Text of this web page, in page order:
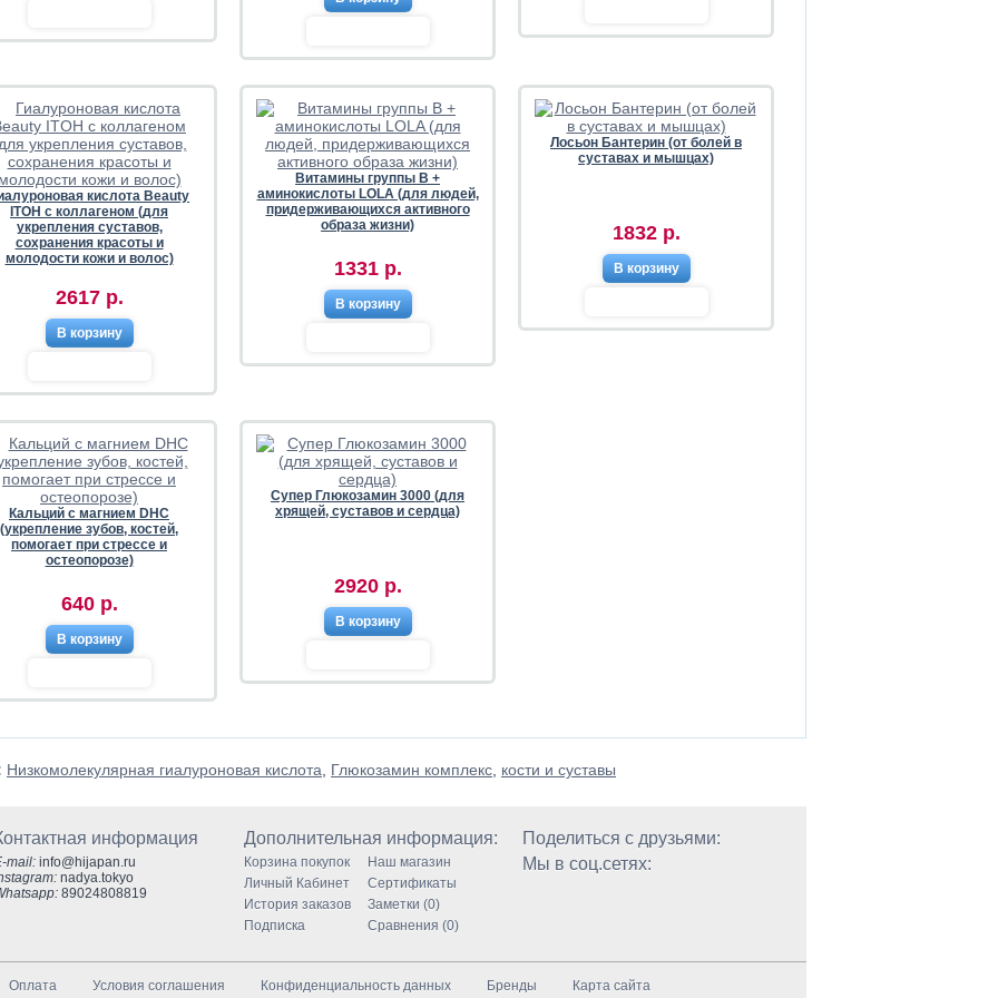
кислота Beauty
ITOH с коллагеном (для
укрепления суставов,
сохранения красоты и
молодости кожи и волос)
2617 р.
В корзину
Витамины группы В +
аминокислоты LOLA (для людей,
придерживающихся активного
образа жизни)
1331 р.
В корзину
Лосьон Бантерин (от болей в
суставах и мышцах)
1832 р.
В корзину
Кальций с магнием DHC
(укрепление зубов, костей,
помогает при стрессе и
остеопорозе)
640 р.
В корзину
Супер Глюкозамин 3000 (для
хрящей, суставов и сердца)
2920 р.
В корзину
Низкомолекулярная гиалуроновая кислота Глюкозамин комплекс кости и суставы
информация
mail: info@hijapan.ru
nadya.tokyo
89024808819
Дополнительная информация:
Корзина покупок
Личный Кабинет
История заказов
Подписка
Наш магазин
Сертификаты
Заметки (0)
Сравнения (0)
Поделиться с друзьями:
Мы в соц.сетях:
Оплата Условия соглашения Конфиденциальность данных Бренды Карта сайта